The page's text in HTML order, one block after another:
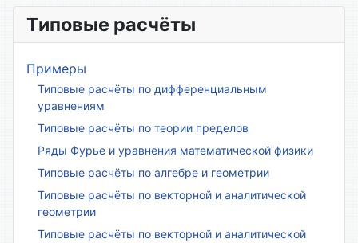
Типовые расчёты
Примеры
Типовые расчёты по дифференциальным
уравнениям
Типовые расчёты по теории пределов
Ряды Фурье и уравнения математической физики
Типовые расчёты по алгебре и геометрии
Типовые расчёты по векторной и аналитической
геометрии
Типовые расчёты по векторной и аналитической